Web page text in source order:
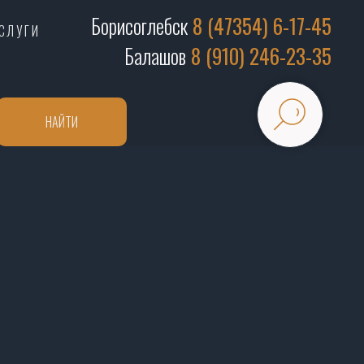
Борисоглебск8 (47354) 6-17-45
Балашов 8 (910) 246-23-35
НАЙТИ